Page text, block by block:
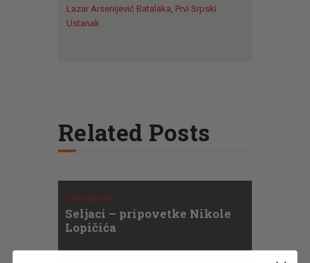
Lazar Arsenijević Batalaka Prvi Srpski
Ustanak
Related Posts
Zanimljivosti
Seljaci – pripovetke Nikole
Lopičića